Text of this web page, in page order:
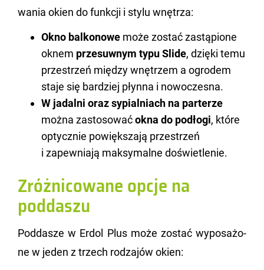
wa­nia okien do funk­cji i stylu wnę­trza:
Okno balkonowe może zostać zastąpione
oknem przesuwnym typu Slide, dzięki temu
przestrzeń między wnętrzem a ogrodem
staje się bardziej płynna i nowoczesna.
W jadalni oraz sypialniach na parterze
można zastosowaćokna do podłogi, które
optycznie powiększają przestrzeń
i zapewniają maksymalne doświetlenie.
Zróżnicowane opcje na
poddaszu
Pod­da­sze w Erdol Plus może zo­stać wy­po­sa­żo­
ne w jeden z trzech ro­dza­jów okien: